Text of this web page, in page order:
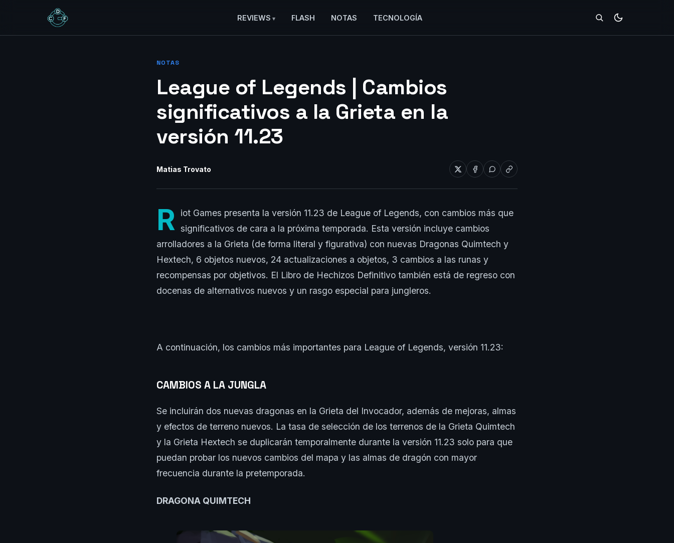
REVIEWS FLASH NOTAS TECNOLOGÍA
NOTAS
League of Legends | Cambios
significativos a la Grieta en la
versión 11.23
Matias Trovato
R iot Games presenta la versión 11.23 de League of Legends, con cambios más que
significativos de cara a la próxima temporada. Esta versión incluye cambios
arrolladores a la Grieta (de forma literal y figurativa) con nuevas Dragonas Quimtech y
Hextech, 6 objetos nuevos, 24 actualizaciones a objetos, 3 cambios a las runas y
recompensas por objetivos. El Libro de Hechizos Definitivo también está de regreso con
docenas de alternativos nuevos y un rasgo especial para jungleros.
A continuación, los cambios más importantes para League of Legends, versión 11.23:
CAMBIOS A LA JUNGLA
Se incluirán dos nuevas dragonas en la Grieta del Invocador, además de mejoras, almas
y efectos de terreno nuevos. La tasa de selección de los terrenos de la Grieta Quimtech
y la Grieta Hextech se duplicarán temporalmente durante la versión 11.23 solo para que
puedan probar los nuevos cambios del mapa y las almas de dragón con mayor
frecuencia durante la pretemporada.
DRAGONA QUIMTECH